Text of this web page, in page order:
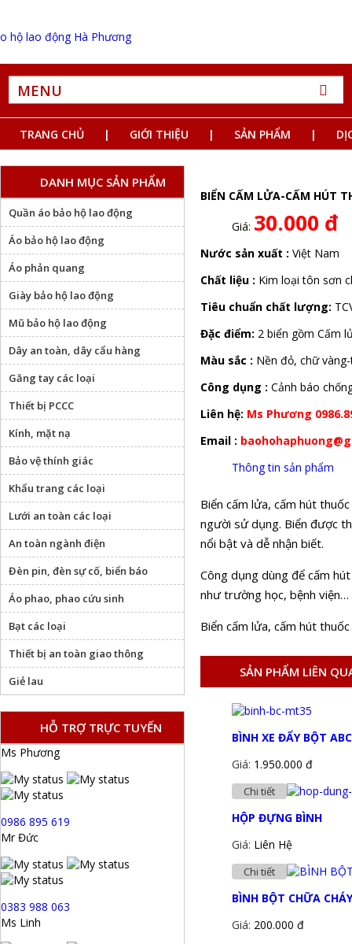
MENU
TRANG CHỦ GIỚI THIỆU SẢN PHẨM
BIỂN CẤM LỬA-CẤM HÚT
Giá: 30.000 đ
Nước sản xuất : Việt Nam
Chất liệu : Kim loại tôn sơn
Tiêu chuẩn chất lượng:
Đặc điểm: 2 biển gồm Cấm
Màu sắc : Nền đỏ, chữ
Công dụng : Cảnh báo
Liên hệ: Ms Phương
Email :
Thông tin sản phẩm
Biển cấm lửa, cấm hút
người sử dụng. Biển được
nổi bật và dễ nhận biết.
Công dụng dùng để cấm
như trường học, bệnh viện…
Biển cấm lửa, cấm hút
SẢN PHẨM LIÊN
BÌNH XE ĐẨY BỘT
Giá: 1.950.000 đ
Chi tiết
HỘP ĐỰNG BÌNH
Giá: Liên Hệ
Chi tiết
BÌNH BỘT CHỮA
Giá: 200.000 đ
DANH MỤC SẢN PHẨM
Quần áo bảo hộ lao động
Áo bảo hộ lao động
Áo phản quang
Giày bảo hộ lao động
Mũ bảo hộ lao động
Dây an toàn, dây cẩu hàng
Găng tay các loại
Thiết bị PCCC
Kính, mặt nạ
Bảo vệ thính giác
Khẩu trang các loại
Lưới an toàn các loại
An toàn ngành điện
Đèn pin, đèn sự cố, biển báo
Áo phao, phao cứu sinh
Bạt các loại
Thiết bị an toàn giao thông
Giẻ lau
HỖ TRỢ TRỰC TUYẾN
Ms Phương
0986 895 619
Mr Đức
0383 988 063
Ms Linh